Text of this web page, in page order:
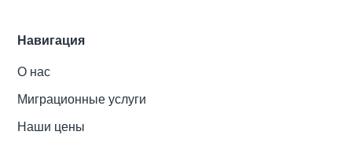
Навигация
О нас
Миграционные услуги
Наши цены